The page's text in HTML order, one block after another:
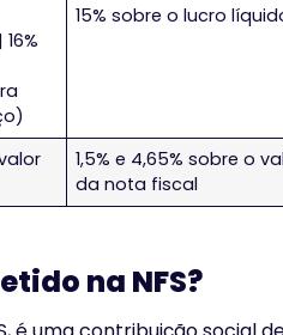
15% sobre o lucro
1,5% e 4,65% sobre o
da nota fiscal
na NFS?